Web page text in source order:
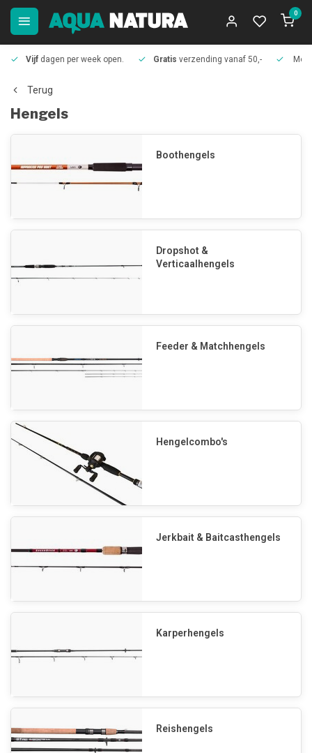
0
Vijf dagen per week open. Gratis verzending vanaf 50,-
Terug
Hengels
Boothengels
Dropshot &
Verticaalhengels
Feeder & Matchhengels
Hengelcombo's
Jerkbait & Baitcasthengels
Karperhengels
Reishengels